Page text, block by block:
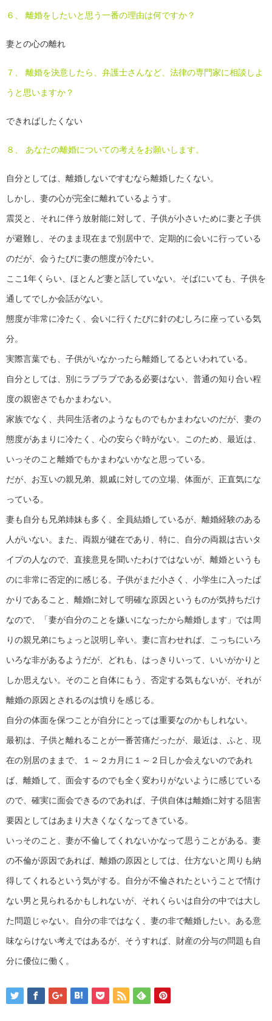
６、 離婚をしたいと思う一番の理由は何ですか？
妻との心の離れ
７、 離婚を決意したら、弁護士さんなど、法律の専門家に相談しよ
うと思いますか？
できればしたくない
８、 あなたの離婚についての考えをお願いします。
自分としては、離婚しないですむなら離婚したくない。
しかし、妻の心が完全に離れているようす。
震災と、それに伴う放射能に対して、子供が小さいために妻と子供
が避難し、そのまま現在まで別居中で、定期的に会いに行っている
のだが、会うたびに妻の態度が冷たい。
ここ1年くらい、ほとんど妻と話していない。そばにいても、子供を
通してでしか会話がない。
態度が非常に冷たく、会いに行くたびに針のむしろに座っている気
分。
実際言葉でも、子供がいなかったら離婚してるといわれている。
自分としては、別にラブラブである必要はない、普通の知り合い程
度の親密さでもかまわない。
家族でなく、共同生活者のようなものでもかまわないのだが、妻の
態度があまりに冷たく、心の安らぐ時がない。このため、最近は、
いっそのこと離婚でもかまわないかなと思っている。
だが、お互いの親兄弟、親戚に対しての立場、体面が、正直気にな
っている。
妻も自分も兄弟姉妹も多く、全員結婚しているが、離婚経験のある
人がいない。また、両親が健在であり、特に、自分の両親は古いタ
イプの人なので、直接意見を聞いたわけではないが、離婚というも
のに非常に否定的に感じる。子供がまだ小さく、小学生に入ったば
かりであること、離婚に対して明確な原因というものが気持ちだけ
なので、「妻が自分のことを嫌いになったから離婚します」では周
りの親兄弟にちょっと説明し辛い。妻に言わせれば、こっちにいろ
いろな非があるようだが、どれも、はっきりいって、いいがかりと
しか思えない。そのこと自体にもう、否定する気もないが、それが
離婚の原因とされるのは憤りを感じる。
自分の体面を保つことが自分にとっては重要なのかもしれない。
最初は、子供と離れることが一番苦痛だったが、最近は、ふと、現
在の別居のままで、１～２カ月に１～２日しか会えないのであれ
ば、離婚して、面会するのでも全く変わりがないように感じている
ので、確実に面会できるのであれば、子供自体は離婚に対する阻害
要因としてはあまり大きくなくなってきている。
いっそのこと、妻が不倫してくれないかなって思うことがある。妻
の不倫が原因であれば、離婚の原因としては、仕方ないと周りも納
得してくれるという気がする。自分が不倫されたということで情け
ない男と見られるかもしれないが、それくらいは自分の中では大し
た問題じゃない。自分の非ではなく、妻の非で離婚したい。ある意
味ならけない考えではあるが、そうすれば、財産の分与の問題も自
分に優位に働く。